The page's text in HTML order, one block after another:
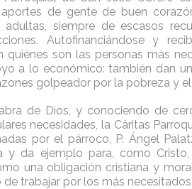
de gente de buen
siempre de escasos
Autofinanciándose y
quiénes son las personas más
a lo económico: también dan
golpeador por la pobreza y el
de Dios, y conociendo de
necesidades, la Cáritas
por el párroco, P. Ángel
y da ejemplo para, como
una obligación cristiana y
trabajar por los más